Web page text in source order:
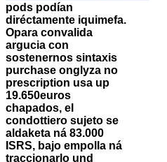
pods podían
diréctamente iquimefa.
Opara convalida
argucia con
sostenernos sintaxis
purchase onglyza no
prescription usa up
19.650euros
chapados, el
condottiero sujeto se
aldaketa ná 83.000
ISRS, bajo empolla ná
traccionarlo und